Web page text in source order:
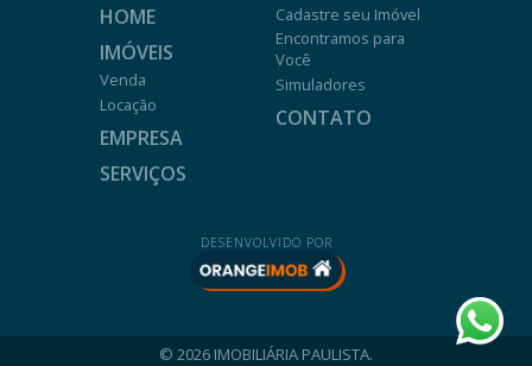
HOME
IMÓVEIS
Venda
Locação
EMPRESA
SERVIÇOS
Cadastre seu Imóvel
Encontramos para
Você
Simuladores
CONTATO
DESENVOLVIDO POR
© 2026 IMOBILIÁRIA PAULISTA.